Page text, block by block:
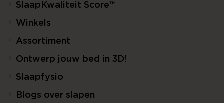
SlaapKwaliteit Score™
Winkels
Assortiment
Ontwerp jouw bed in 3D!
Slaapfysio
Blogs over slapen